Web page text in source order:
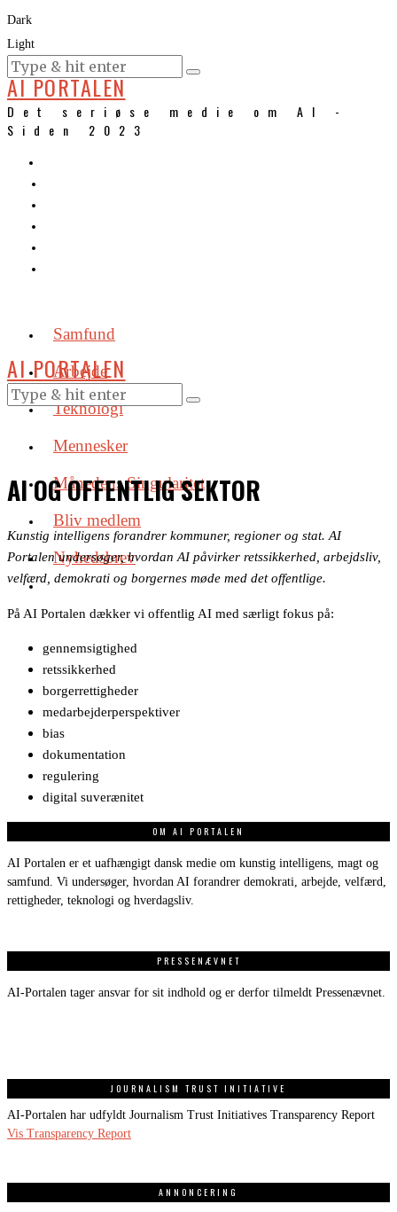
Dark
Light
KURSER
AI PORTALEN
Det seriøse medie om AI -
Siden 2023
Samfund
Arbejde
Teknologi
Mennesker
Månedens Singularitet
Bliv medlem
Nyhedsbrev
AI PORTALEN
AI OG OFFENTLIG SEKTOR
Kunstig intelligens forandrer kommuner, regioner og stat. AI
Portalen undersøger, hvordan AI påvirker retssikkerhed, arbejdsliv,
velfærd, demokrati og borgernes møde med det offentlige.
På AI Portalen dækker vi offentlig AI med særligt fokus på:
gennemsigtighed
retssikkerhed
borgerrettigheder
medarbejderperspektiver
bias
dokumentation
regulering
digital suverænitet
OM AI PORTALEN
AI Portalen er et uafhængigt dansk medie om kunstig intelligens, magt og
samfund. Vi undersøger, hvordan AI forandrer demokrati, arbejde, velfærd,
rettigheder, teknologi og hverdagsliv.
PRESSENÆVNET
AI-Portalen tager ansvar for sit indhold og er derfor tilmeldt Pressenævnet.
JOURNALISM TRUST INITIATIVE
AI-Portalen har udfyldt Journalism Trust Initiatives Transparency Report
Vis Transparency Report
ANNONCERING